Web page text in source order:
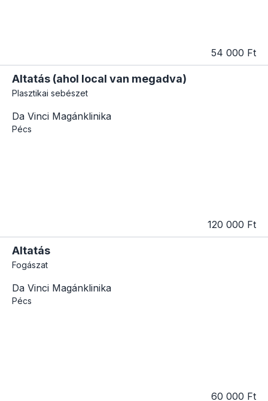
54 000 Ft
Altatás (ahol local van megadva)
Plasztikai sebészet
Da Vinci Magánklinika
Pécs
120 000 Ft
Altatás
Fogászat
Da Vinci Magánklinika
Pécs
60 000 Ft